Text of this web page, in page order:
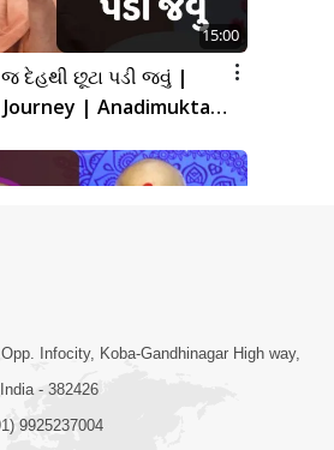
15:00
દેહથી છૂટા પડી જવું |
Journey | Anadimukta
17:00
SMVS Spiritual
Gyan
Infocity, Koba-Gandhinagar High way,
- 382426
9925237004